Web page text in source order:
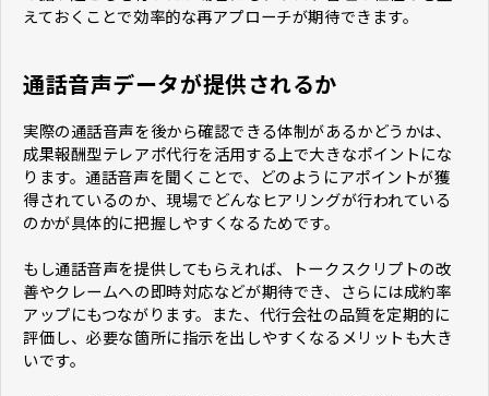
えておくことで効率的な再アプローチが期待できます。
通話音声データが提供されるか
実際の通話音声を後から確認できる体制があるかどうかは、
成果報酬型テレアポ代行を活用する上で大きなポイントにな
ります。通話音声を聞くことで、どのようにアポイントが獲
得されているのか、現場でどんなヒアリングが行われている
のかが具体的に把握しやすくなるためです。
もし通話音声を提供してもらえれば、トークスクリプトの改
善やクレームへの即時対応などが期待でき、さらには成約率
アップにもつながります。また、代行会社の品質を定期的に
評価し、必要な箇所に指示を出しやすくなるメリットも大き
いです。